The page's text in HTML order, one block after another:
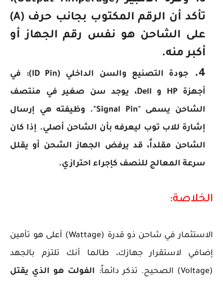
تأكد أن الرقم المكتوب بجانب حرف (A)
على الشاحن هو نفس رقم الجهاز أو
أكبر منه.
جودة التصنيع والسن الداخلي (ID Pin):
في
أجهزة HP و Dell، يوجد سن صغير في منتصف
الشاحن يسمى "Signal Pin". وظيفته هي إرسال
إشارة للاب توب ليعرفه بأن الشاحن أصلي. إذا كان
الشاحن مقلداً، قد يرفض الجهاز الشحن أو يقلل
سرعة المعالج للنصف كإجراء احترازي.
الخلاصة:
الاستثمار في شاحن ذو قدرة (Wattage) أعلى هو تأمين
إضافي لاستقرار جهازك، طالما أنك تلتزم بالجهد
(Voltage) الصحيح. تذكر دائماً:
الفولت هو الذي يقتل